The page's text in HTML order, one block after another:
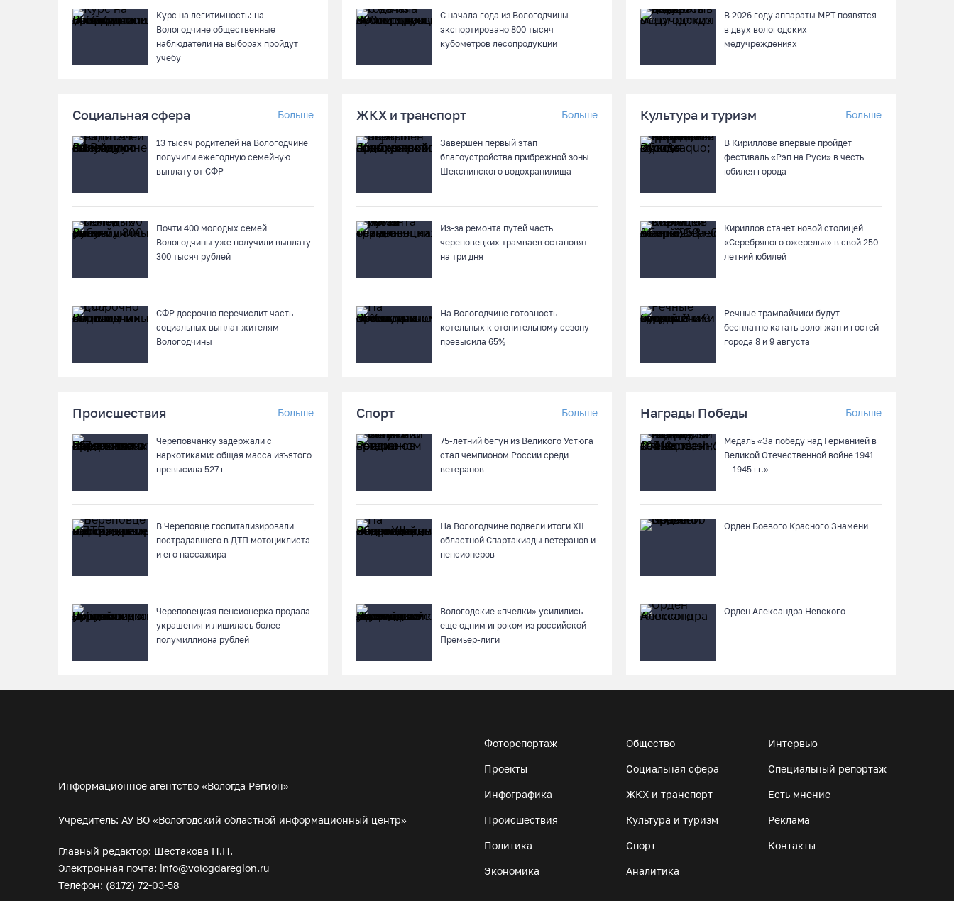
Курс на легитимность: на
Вологодчине общественные
наблюдатели на выборах пройдут
учебу
С начала года из Вологодчины
экспортировано 800 тысяч
кубометров лесопродукции
В 2026 году аппараты МРТ появятся
в двух вологодских
медучреждениях
Социальная сфера Больше
13 тысяч родителей на Вологодчине
получили ежегодную семейную
выплату от СФР
Почти 400 молодых семей
Вологодчины уже получили выплату
300 тысяч рублей
СФР досрочно перечислит часть
социальных выплат жителям
Вологодчины
ЖКХ и транспорт Больше
Завершен первый этап
благоустройства прибрежной зоны
Шекснинского водохранилища
Из-за ремонта путей часть
череповецких трамваев остановят
на три дня
На Вологодчине готовность
котельных к отопительному сезону
превысила 65%
Культура и туризм Больше
В Кириллове впервые пройдет
фестиваль «Рэп на Руси» в честь
юбилея города
Кириллов станет новой столицей
«Серебряного ожерелья» в свой 250-
летний юбилей
Речные трамвайчики будут
бесплатно катать вологжан и гостей
города 8 и 9 августа
Происшествия Больше
Череповчанку задержали с
наркотиками: общая масса изъятого
превысила 527 г
В Череповце госпитализировали
пострадавшего в ДТП мотоциклиста
и его пассажира
Череповецкая пенсионерка продала
украшения и лишилась более
полумиллиона рублей
Спорт Больше
75-летний бегун из Великого Устюга
стал чемпионом России среди
ветеранов
На Вологодчине подвели итоги XII
областной Спартакиады ветеранов и
пенсионеров
Вологодские «пчелки» усилились
еще одним игроком из российской
Премьер-лиги
Награды Победы Больше
Медаль «За победу над Германией в
Великой Отечественной войне 1941
—1945 гг.»
Орден Боевого Красного Знамени
Орден Александра Невского
Информационное агентство «Вологда Регион»
Учредитель: АУ ВО «Вологодский областной информационный центр»
Главный редактор: Шестакова Н.Н.
Электронная почта: info@vologdaregion.ru
Телефон: (8172) 72-03-58
Фоторепортаж
Проекты
Инфографика
Происшествия
Политика
Экономика
Общество
Социальная сфера
ЖКХ и транспорт
Культура и туризм
Спорт
Аналитика
Интервью
Специальный репортаж
Есть мнение
Реклама
Контакты